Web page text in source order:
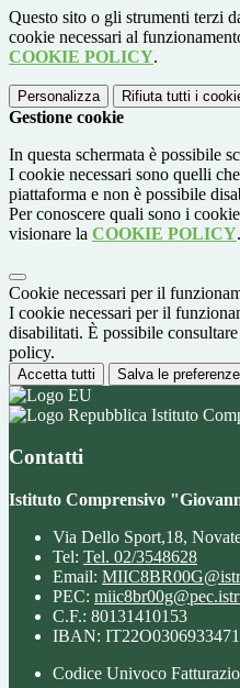
Questo sito o gli strumenti terzi
cookie necessari al
COOKIE POLICY.
Personalizza Rifiuta tutti i
Gestione cookie
In questa schermata è possibile
I cookie necessari sono quelli
piattaforma e non è possibile
Per conoscere quali sono i
visionare la COOKIE POLICY.
Cookie necessari per il
I cookie necessari per il
disabilitati. È possibile
policy.
Accetta tutti Salva le preferenze
Istituto
Contatti
Istituto Comprensivo
Via Dello Sport,18,
Tel: Tel. 02/3548628
Email:
PEC:
C.F.: 80131410153
IBAN:
Codice Univoco